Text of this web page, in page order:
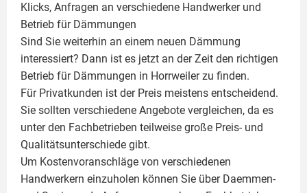
Klicks, Anfragen an verschiedene Handwerker und
Betrieb für Dämmungen
Sind Sie weiterhin an einem neuen Dämmung
interessiert? Dann ist es jetzt an der Zeit den richtigen
Betrieb für Dämmungen in Horrweiler zu finden.
Für Privatkunden ist der Preis meistens entscheidend.
Sie sollten verschiedene Angebote vergleichen, da es
unter den Fachbetrieben teilweise große Preis- und
Qualitätsunterschiede gibt.
Um Kostenvoranschläge von verschiedenen
Handwerkern einzuholen können Sie über Daemmen-